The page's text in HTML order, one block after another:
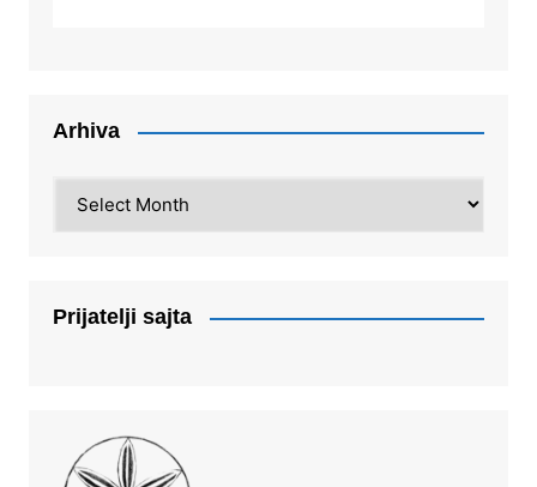
Arhiva
Prijatelji sajta